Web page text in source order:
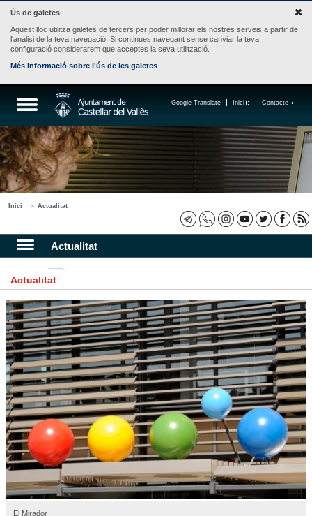
Ús de galetes
Aquest lloc utilitza galetes de tercers per poder millorar els nostres serveis a partir de
l'anàlisi de la teva navegació. Si continues navegant sense canviar la teva
configuració considerarem que acceptes la seva utilització.
Més informació sobre l'ús de les galetes
Contacte
Inici
Google Translate
Inici Actualitat
Actualitat
Actualitat
El Mirador